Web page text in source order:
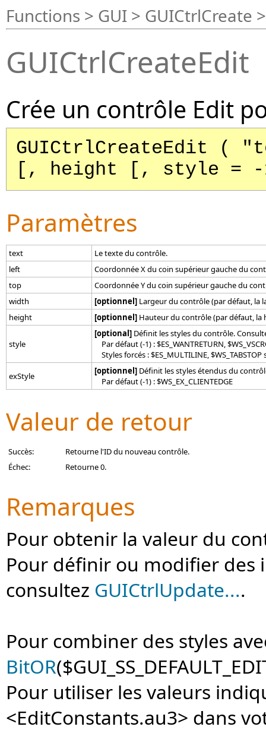
Functions > GUI > GUICtrlCreate >
GUICtrlCreateEdit
Crée un contrôle Edit
GUICtrlCreateEdit
[, height [, style =
Paramètres
text
Le texte du contrôle.
left
Coordonnée X du coin supérieur gauche du
top
Coordonnée Y du coin supérieur gauche du
width
[optionnel] Largeur du contrôle (par défaut, la
height
[optionnel] Hauteur du contrôle (par défaut,
style
[optional] Définit les styles du contrôle.
Par défaut (-1) : $ES_WANTRETURN,
Styles forcés : $ES_MULTILINE,
exStyle
[optionnel] Définit les styles étendus du
Par défaut (-1) : $WS_EX_CLIENTEDGE
Valeur de retour
Succès:
Retourne l'ID du nouveau contrôle.
Échec:
Retourne 0.
Remarques
Pour obtenir la valeur du
Pour définir ou modifier des
consultez GUICtrlUpdate....
Pour combiner des styles
BitOR
Pour utiliser les valeurs
<EditConstants.au3> dans